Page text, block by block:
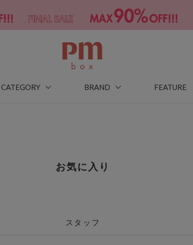
CATEGORY BRAND FEATURE
お気に入り
スタッフ